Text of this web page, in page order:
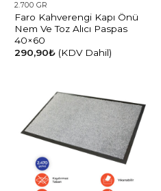
2.700 GR
Faro Kahverengi Kapı Önü
Nem Ve Toz Alıcı Paspas
40×60
290,90₺ (KDV Dahil)